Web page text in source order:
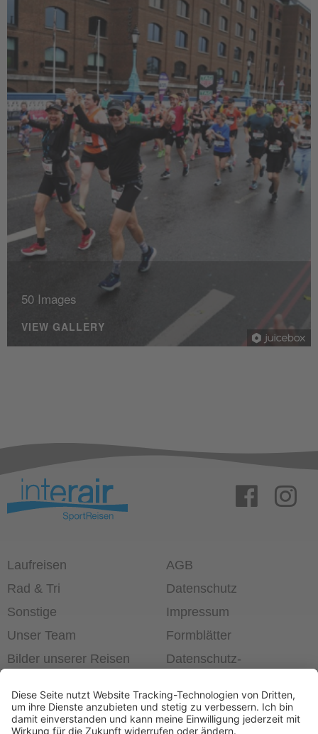
50 Images
VIEW GALLERY
Laufreisen
Rad & Tri
Sonstige
Unser Team
Bilder unserer Reisen
AGB
Datenschutz
Impressum
Formblätter
Datenschutz­